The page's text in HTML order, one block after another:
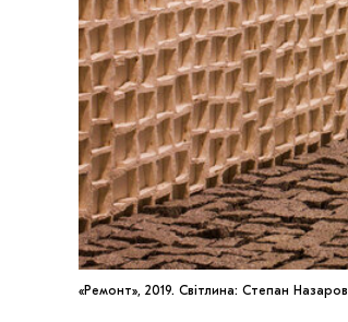
«Ремонт», 2019. Світлина: Степан Назаров